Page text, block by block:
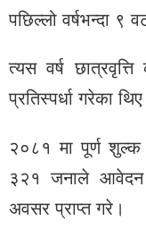
पछिल्लो वर्षभन्दा ९
त्यस वर्ष
प्रतिस्पर्धा गरेका
२०८१ मा पूर्ण शुल्क
३२१ जनाले आवेदन
अवसर प्राप्त गरे।